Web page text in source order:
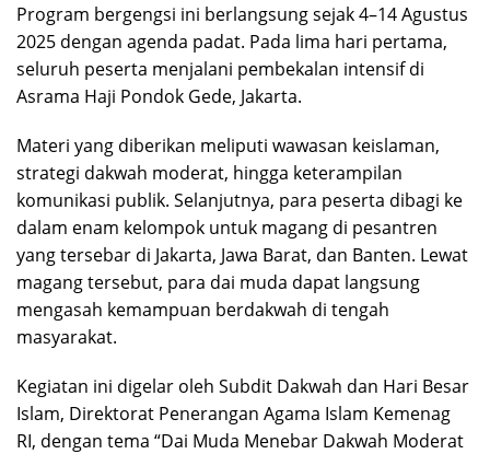
Program bergengsi ini berlangsung sejak 4–14 Agustus
2025 dengan agenda padat. Pada lima hari pertama,
seluruh peserta menjalani pembekalan intensif di
Asrama Haji Pondok Gede, Jakarta.
Materi yang diberikan meliputi wawasan keislaman,
strategi dakwah moderat, hingga keterampilan
komunikasi publik. Selanjutnya, para peserta dibagi ke
dalam enam kelompok untuk magang di pesantren
yang tersebar di Jakarta, Jawa Barat, dan Banten. Lewat
magang tersebut, para dai muda dapat langsung
mengasah kemampuan berdakwah di tengah
masyarakat.
Kegiatan ini digelar oleh Subdit Dakwah dan Hari Besar
Islam, Direktorat Penerangan Agama Islam Kemenag
RI, dengan tema “Dai Muda Menebar Dakwah Moderat